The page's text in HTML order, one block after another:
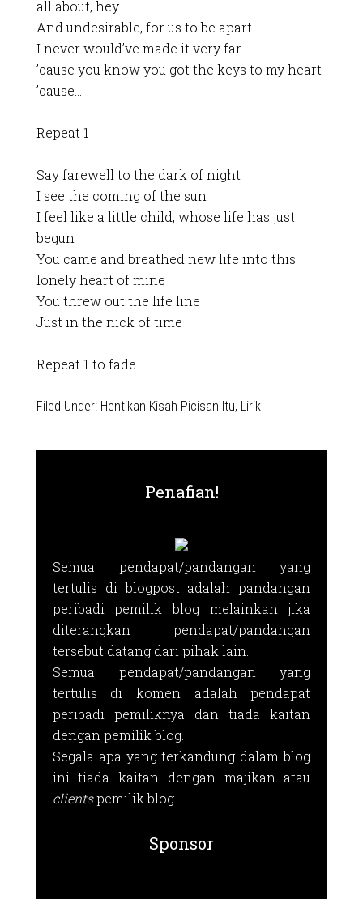
all about, hey
And undesirable, for us to be apart
I never would’ve made it very far
’cause you know you got the keys to my heart
’cause…
Repeat 1
Say farewell to the dark of night
I see the coming of the sun
I feel like a little child, whose life has just
begun
You came and breathed new life into this
lonely heart of mine
You threw out the life line
Just in the nick of time
Repeat 1 to fade
Filed Under: Hentikan Kisah Picisan Itu, Lirik
Penafian!
Semua pendapat/pandangan yang
tertulis di blogpost adalah pandangan
peribadi pemilik blog melainkan jika
diterangkan pendapat/pandangan
tersebut datang dari pihak lain.
Semua pendapat/pandangan yang
tertulis di komen adalah pendapat
peribadi pemiliknya dan tiada kaitan
dengan pemilik blog.
Segala apa yang terkandung dalam blog
ini tiada kaitan dengan majikan atau
clientspemilik blog.
Sponsor